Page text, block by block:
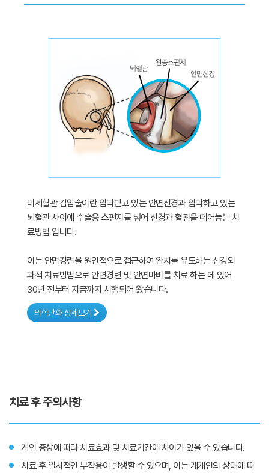
미세혈관 감압술이란 압박받고 있는 안면신경과 압박하고 있는
뇌혈관 사이에 수술용 스펀지를 넣어 신경과 혈관을 떼어놓는 치
료방법 입니다.
이는 안면경련을 원인적으로 접근하여 완치를 유도하는 신경외
과적 치료방법으로 안면경련 및 안면마비를 치료 하는 데 있어
30년 전부터 지금까지 시행되어 왔습니다.
의학만화 상세보기
치료 후 주의사항
개인 증상에 따라 치료효과 및 치료기간에 차이가 있을 수 있습니다.
치료 후 일시적인 부작용이 발생할 수 있으며, 이는 개개인의 상태에 따